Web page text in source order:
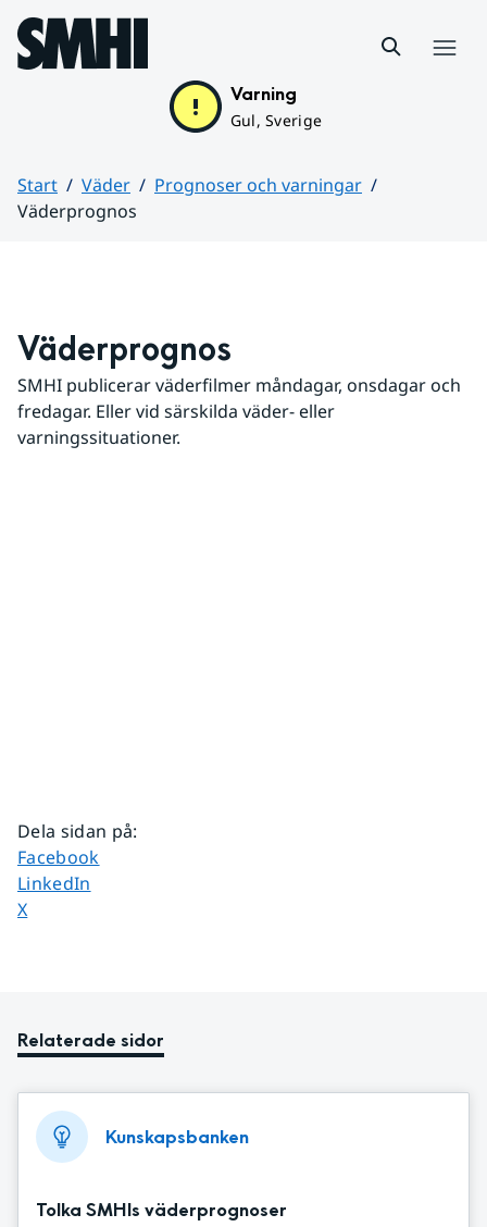
Hoppa till sidans innehåll
Varning
Gul, Sverige
Start Väder
Prognoser och varningar
Väderprognos
Väderprognos
SMHI publicerar väderfilmer måndagar, onsdagar och
fredagar. Eller vid särskilda väder- eller
varningssituationer.
Dela sidan på:
Dela sidan på
Facebook
Dela sidan på
LinkedIn
Dela sidan på
X
Relaterade sidor
Kunskapsbanken
Tolka SMHIs väderprognoser